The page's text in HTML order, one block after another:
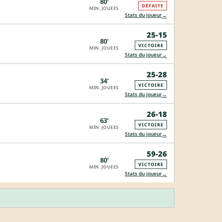
MIN. JOUEES DÉFAITE
Stats du joueur→
80'
MIN. JOUEES
25-15
VICTOIRE
Stats du joueur→
34'
MIN. JOUEES
25-28
VICTOIRE
Stats du joueur→
63'
MIN. JOUEES
26-18
VICTOIRE
Stats du joueur→
80'
MIN. JOUEES
59-26
VICTOIRE
Stats du joueur→